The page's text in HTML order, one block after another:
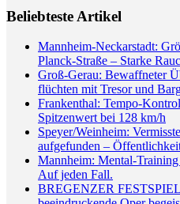
Beliebteste Artikel
Mannheim-Neckarstadt:
Planck-Straße – Starke
Groß-Gerau: Bewaffneter
flüchten mit Tresor und
Frankenthal: Tempo-
Spitzenwert bei 128 km/h
Speyer/Weinheim:
aufgefunden –
Mannheim: Mental-
Auf jeden Fall.
BREGENZER